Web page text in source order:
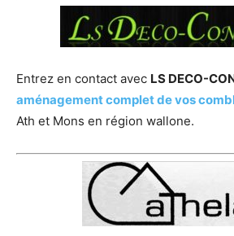
Entrez en contact avec LS DECO-
aménagement complet de vos
Ath et Mons en région wallone.